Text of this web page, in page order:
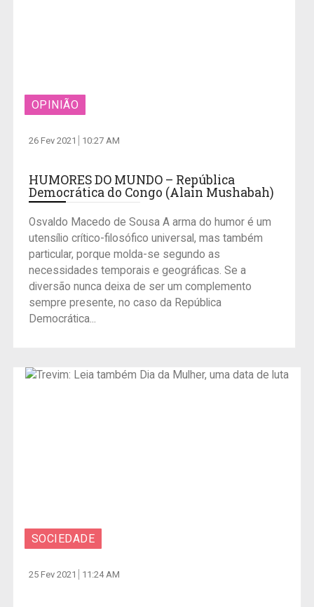
OPINIÃO
26 Fev 2021 10:27 AM
HUMORES DO MUNDO – República
Democrática do Congo (Alain Mushabah)
Osvaldo Macedo de Sousa A arma do humor é um
utensílio crítico-filosófico universal, mas também
particular, porque molda-se segundo as
necessidades temporais e geográficas. Se a
diversão nunca deixa de ser um complemento
sempre presente, no caso da República
Democrática...
SOCIEDADE
25 Fev 2021 11:24 AM